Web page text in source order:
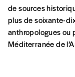
Beldavia, un pays
connaissez ni la
JE16 OCT DI28
Jean